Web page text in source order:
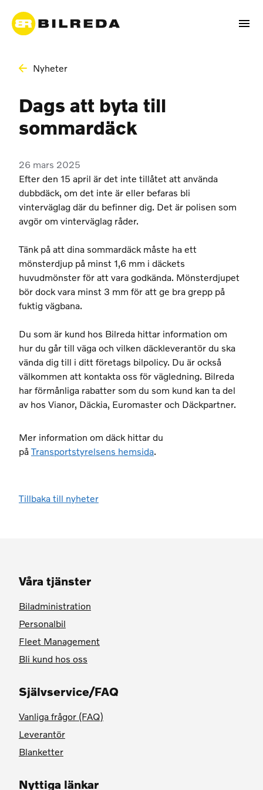
Nyheter
Dags att byta till
sommardäck
26 mars 2025
Efter den 15 april är det inte tillåtet att använda
dubbdäck, om det inte är eller befaras bli
vinterväglag där du befinner dig. Det är polisen som
avgör om vinterväglag råder.
Tänk på att dina sommardäck måste ha ett
mönsterdjup på minst 1,6 mm i däckets
huvudmönster för att vara godkända. Mönsterdjupet
bör dock vara minst 3 mm för att ge bra grepp på
fuktig vägbana.
Du som är kund hos Bilreda hittar information om
hur du går till väga och vilken däckleverantör du ska
vända dig till i ditt företags bilpolicy. Du är också
välkommen att kontakta oss för vägledning. Bilreda
har förmånliga rabatter som du som kund kan ta del
av hos Vianor, Däckia, Euromaster och Däckpartner.
Mer information om däck hittar du
påTransportstyrelsens hemsida.
Tillbaka till nyheter
Våra tjänster
Biladministration
Personalbil
Fleet Management
Bli kund hos oss
Självservice/FAQ
Vanliga frågor (FAQ)
Leverantör
Blanketter
Nyttiga länkar